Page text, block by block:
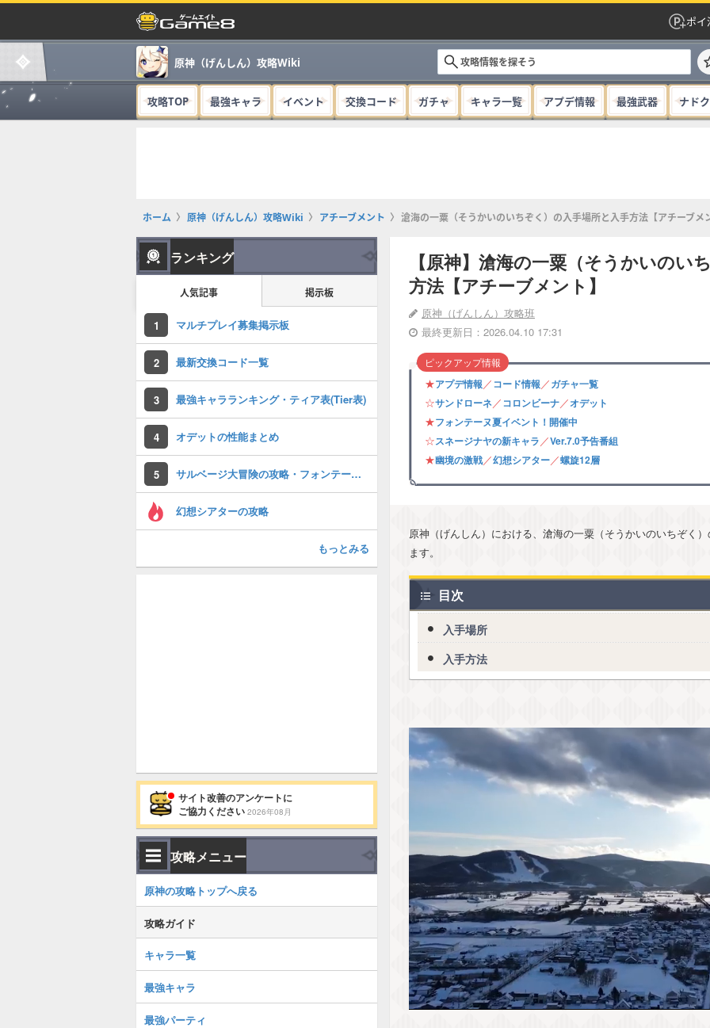
ポイ
原神（げんしん）攻略Wiki
攻略TOP 最強キャラ イベント 交換コード ガチャ キャラ一覧 アプデ情報 最強武器 ナド
ホーム 原神（げんしん）攻略Wiki アチーブメント 滄海の一粟（そうかいのいちぞく）の入手場所と入手方法【アチーブメ
【原神】滄海の一粟（そうかいのい
方法【アチーブメント】
原神（げんしん）攻略班
最終更新日：2026.04.10 17:31
★アプデ情報／コード情報／ガチャ一覧
☆サンドローネ／コロンビーナ／オデット
★フォンテーヌ夏イベント！開催中
☆スネージナヤの新キャラ／Ver.7.0予告番組
★幽境の激戦／幻想シアター／螺旋12層
ピックアップ情報
原神（げんしん）における、滄海の一粟（そうかいのいちぞく
ます。
目次
入手場所
入手方法
ランキング
人気記事 掲示板
1 マルチプレイ募集掲示板
2 最新交換コード一覧
3 最強キャラランキング・ティア表(Tier表)
4 オデットの性能まとめ
5 サルベージ大冒険の攻略・フォンテーヌ夏イベント
幻想シアターの攻略
もっとみる
サイト改善のアンケートに
ご協力ください 2026年08月
攻略メニュー
原神の攻略トップへ戻る
攻略ガイド
キャラ一覧
最強キャラ
最強パーティ